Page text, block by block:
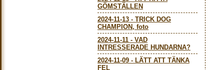
GÖMSTÄLLEN
2024-11-13 - TRICK DOG
CHAMPION, foto
2024-11-11 - VAD
INTRESSERADE HUNDARNA?
2024-11-09 - LÄTT ATT TÄNKA
FEL